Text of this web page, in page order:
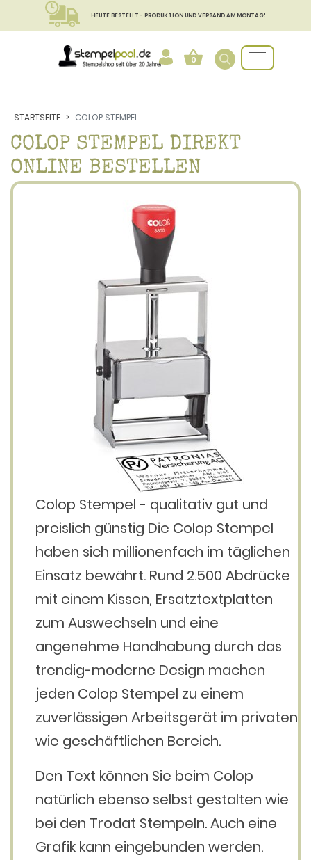
HEUTE BESTELLT - PRODUKTION UND VERSAND AM MONTAG!
0
STARTSEITE COLOP STEMPEL
COLOP STEMPEL DIREKT
ONLINE BESTELLEN
Colop Stempel - qualitativ gut und
preislich günstig Die Colop Stempel
haben sich millionenfach im täglichen
Einsatz bewährt. Rund 2.500 Abdrücke
mit einem Kissen, Ersatztextplatten
zum Auswechseln und eine
angenehme Handhabung durch das
trendig-moderne Design machen
jeden Colop Stempel zu einem
zuverlässigen Arbeitsgerät im privaten
wie geschäftlichen Bereich.
Den Text können Sie beim Colop
natürlich ebenso selbst gestalten wie
bei den Trodat Stempeln. Auch eine
Grafik kann eingebunden werden.